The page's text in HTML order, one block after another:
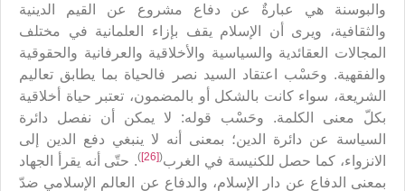
والبوسنة هي عبارةٌ عن دفاع مشروع عن القيم الدينية
والثقافية، ويرى أن الإسلام يقف بإزاء العلمانية في مختلف
المجالات العقائدية والسياسية والأخلاقية والعرفانية والحقوقية
والفقهية. وحَسْب اعتقاد السيد نصر فالحياة بما يطابق تعاليم
الشريعة، سواء كانت بالشكل أو بالمضمون، تعتبر حياة أخلاقية
بكلّ معنى الكلمة. وحَسْب قوله: لا يمكن أن نفصل دائرة
السياسة عن دائرة الدين؛ بمعنى أنه لا ينبغي دفع الدين إلى
الانزواء، كما حصل للكنيسة في الغرب(
[26]
). حتّى أنه يقرأ الجهاد
بمعنى الدفاع عن دار الإسلام، والدفاع عن العالم الإسلامي ضدّ